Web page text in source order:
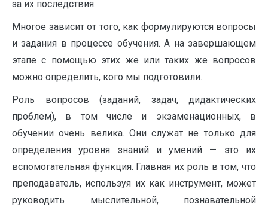
за их последствия.
Многое зависит от того, как формулируются вопросы
и задания в процессе обучения. А на завершающем
этапе с помощью этих же или таких же вопросов
можно определить, кого мы подготовили.
Роль вопросов (заданий, задач, дидактических
проблем), в том числе и экзаменационных, в
обучении очень велика. Они служат не только для
определения уровня знаний и умений — это их
вспомогательная функция. Главная их роль в том, что
преподаватель, используя их как инструмент, может
руководить мыслительной, познавательной